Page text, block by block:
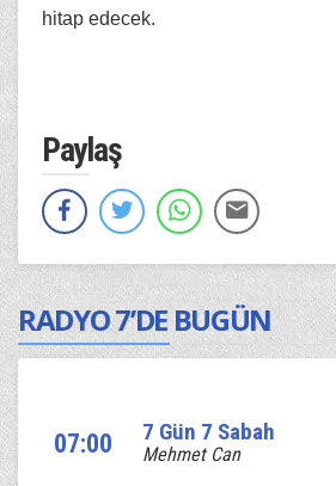
hitap edecek.
Paylaş
RADYO 7’DE BUGÜN
07:00 7 Gün 7 Sabah
Mehmet Can